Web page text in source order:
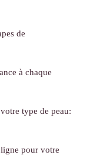
de
à chaque
type de peau:
pour votre